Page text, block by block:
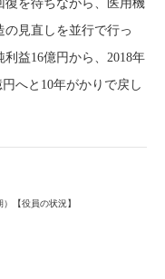
復を待ちながら、医用機
見直しを並行で行っ
利益16億円から、2018年
へと10年がかりで戻し
【役員の状況】